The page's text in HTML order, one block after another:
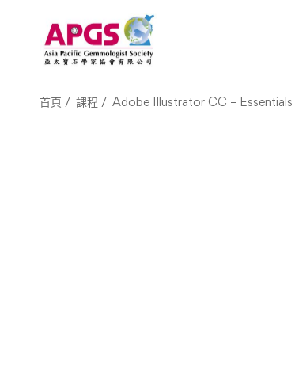
首頁 課程 Adobe Illustrator CC – Essentials